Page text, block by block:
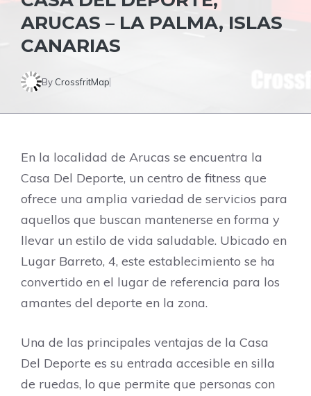
ARUCAS – LA PALMA, ISLAS
CANARIAS
By CrossfritMap
En la localidad de Arucas se encuentra la
Casa Del Deporte, un centro de fitness que
ofrece una amplia variedad de servicios para
aquellos que buscan mantenerse en forma y
llevar un estilo de vida saludable. Ubicado en
Lugar Barreto, 4, este establecimiento se ha
convertido en el lugar de referencia para los
amantes del deporte en la zona.
Una de las principales ventajas de la Casa
Del Deporte es su entrada accesible en silla
de ruedas, lo que permite que personas con